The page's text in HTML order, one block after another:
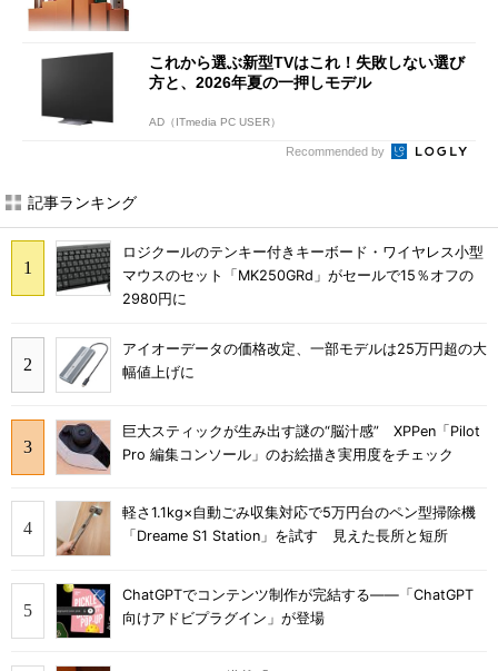
これから選ぶ新型TVはこれ！失敗しない選び
方と、2026年夏の一押しモデル
AD（ITmedia PC USER）
Recommended by
記事ランキング
ロジクールのテンキー付きキーボード・ワイヤレス小型
マウスのセット「MK250GRd」がセールで15％オフの
2980円に
アイオーデータの価格改定、一部モデルは25万円超の大
幅値上げに
巨大スティックが生み出す謎の“脳汁感” XPPen「Pilot
Pro 編集コンソール」のお絵描き実用度をチェック
軽さ1.1kg×自動ごみ収集対応で5万円台のペン型掃除機
「Dreame S1 Station」を試す 見えた長所と短所
ChatGPTでコンテンツ制作が完結する――「ChatGPT
向けアドビプラグイン」が登場